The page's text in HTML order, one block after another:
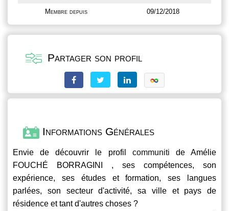
Membre depuis 09/12/2018
Partager son profil
Informations Générales
Envie de découvrir le profil communiti de Amélie
FOUCHÉ BORRAGINI , ses compétences, son
expérience, ses études et formation, ses langues
parlées, son secteur d'activité, sa ville et pays de
résidence et tant d'autres choses ?